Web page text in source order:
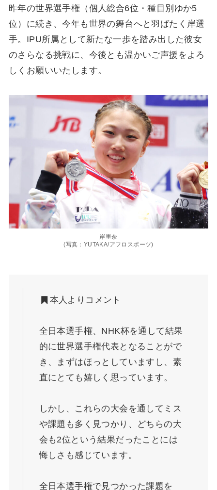
昨年の世界選手権（個人総合6位・種目別ゆか5
位）に続き、今年も世界の舞台へと羽ばたく岸選
手。IPU所属として新たな一歩を踏み出した彼女
のさらなる挑戦に、今後とも温かいご声援をよろ
しくお願いいたします。
岸里奈
(写真：YUTAKA/アフロスポーツ)
本人よりコメント
全日本選手権、NHK杯を通して結果
的に世界選手権代表となることがで
き、まずはほっとしていますし、素
直にとても嬉しく思っています。
しかし、これらの大会を通してミス
や課題も多く見つかり、どちらの大
会も2位という結果だったことには
悔しさも感じています。
全日本選手権で見つかった課題を